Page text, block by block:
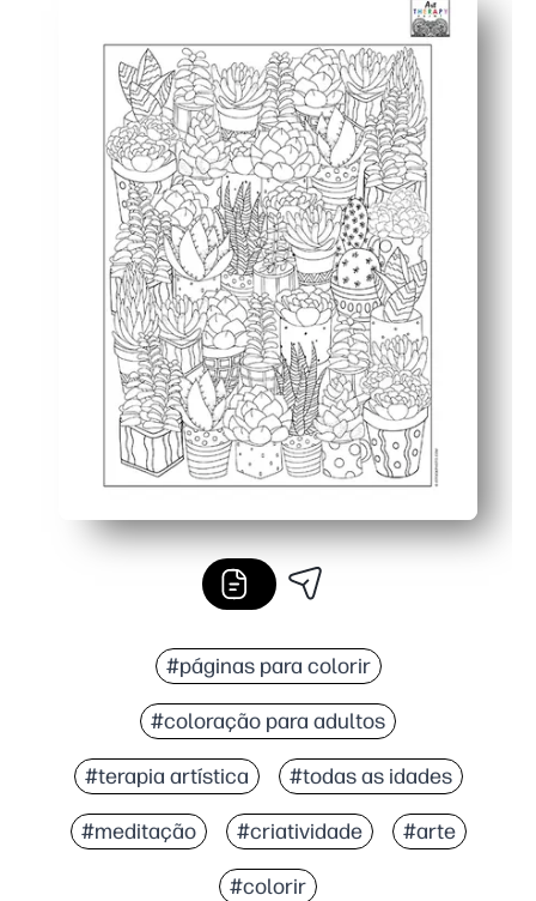
Engajamento sem tela: padrões frondosos ajudam a
Adapta-se a qualquer ambiente: use em cantos
Reimprima a qualquer momento - crie conjuntos de
#páginas para colorir
#coloração para adultos
#terapia artística #todas as idades
#meditação #criatividade #arte
#colorir